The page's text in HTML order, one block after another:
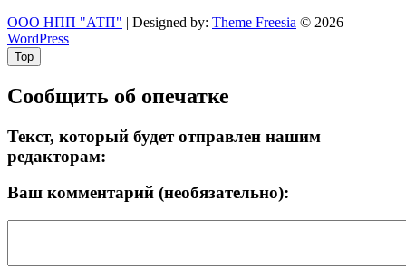
ООО НПП "АТП" | Designed by: Theme Freesia © 2026
WordPress
Top
Сообщить об опечатке
Текст, который будет отправлен нашим
редакторам:
Ваш комментарий (необязательно):